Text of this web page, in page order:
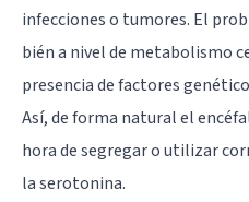
infecciones o tumores. El
bién a nivel de metabolismo
presencia de factores
Así, de forma natural el
hora de segregar o utilizar
laserotonina.